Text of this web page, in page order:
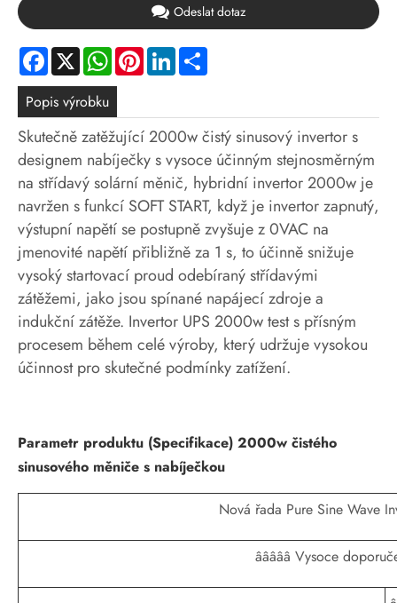
Odeslat dotaz
Facebook
X WhatsApp
PinterestLinkedIn
Popis výrobku
Skutečně zatěžující 2000w čistý sinusový invertor s
designem nabíječky s vysoce účinným stejnosměrným
na střídavý solární měnič, hybridní invertor 2000w je
navržen s funkcí SOFT START, když je invertor zapnutý,
výstupní napětí se postupně zvyšuje z 0VAC na
jmenovité napětí přibližně za 1 s, to účinně snižuje
vysoký startovací proud odebíraný střídavými
zátěžemi, jako jsou spínané napájecí zdroje a
indukční zátěže. Invertor UPS 2000w test s přísným
procesem během celé výroby, který udržuje vysokou
účinnost pro skutečné podmínky zatížení.
Parametr produktu (Specifikace) 2000w čistého
sinusového měniče s nabíječkou
Nová řada Pure Sine Wave
âââââ Vysoce